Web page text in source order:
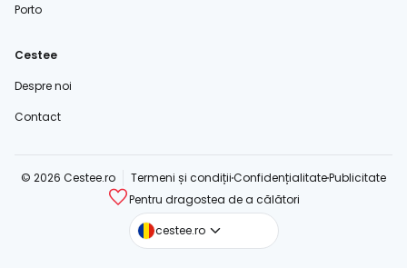
Porto
Cestee
Despre noi
Contact
© 2026 Cestee.ro Termeni și condițiiConfidențialitatePublicitate
Pentru dragostea de a călători
cestee.ro
cestee.com
cestee.sk